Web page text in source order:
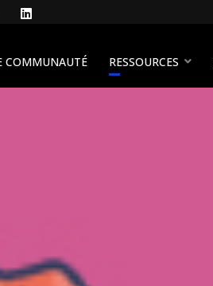
LinkedIn
COMMUNAUTÉ RESSOURCES